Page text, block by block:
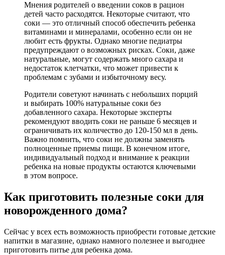
Мнения родителей о введении соков в рацион
детей часто расходятся. Некоторые считают, что
соки — это отличный способ обеспечить ребенка
витаминами и минералами, особенно если он не
любит есть фрукты. Однако многие педиатры
предупреждают о возможных рисках. Соки, даже
натуральные, могут содержать много сахара и
недостаток клетчатки, что может привести к
проблемам с зубами и избыточному весу.
Родители советуют начинать с небольших порций
и выбирать 100% натуральные соки без
добавленного сахара. Некоторые эксперты
рекомендуют вводить соки не раньше 6 месяцев и
ограничивать их количество до 120-150 мл в день.
Важно помнить, что соки не должны заменять
полноценные приемы пищи. В конечном итоге,
индивидуальный подход и внимание к реакции
ребенка на новые продукты остаются ключевыми
в этом вопросе.
Как приготовить полезные соки для
новорожденного дома?
Сейчас у всех есть возможность приобрести готовые детские
напитки в магазине, однако намного полезнее и выгоднее
приготовить питье для ребенка дома.